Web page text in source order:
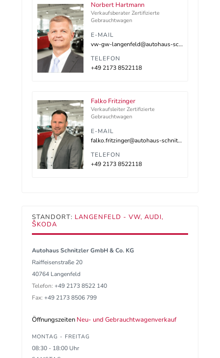
Norbert Hartmann
Verkaufsberater Zertifizierte
Gebrauchtwagen
E-MAIL
vw-gw-langenfeld@autohaus-schnitzler.dealerdesk.de
TELEFON
+49 2173 8522118
Falko Fritzinger
Verkaufsleiter Zertifizierte
Gebrauchtwagen
E-MAIL
falko.fritzinger@autohaus-schnitzler.de
TELEFON
+49 2173 8522118
STANDORT: LANGENFELD - VW, AUDI,
ŠKODA
Autohaus Schnitzler GmbH & Co. KG
Raiffeisenstraße 20
40764 Langenfeld
Telefon: +49 2173 8522 140
Fax: +49 2173 8506 799
Öffnungszeiten Neu- und Gebrauchtwagenverkauf
MONTAG - FREITAG
08:30 - 18:00 Uhr